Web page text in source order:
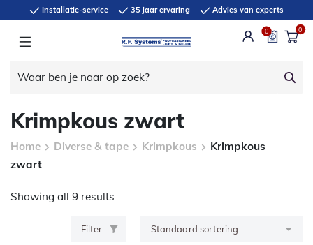
Installatie-service 35 jaar ervaring Advies van experts
0 0
Krimpkous zwart
Home Diverse & tape Krimpkous
Krimpkous
zwart
Showing all 9 results
Filter